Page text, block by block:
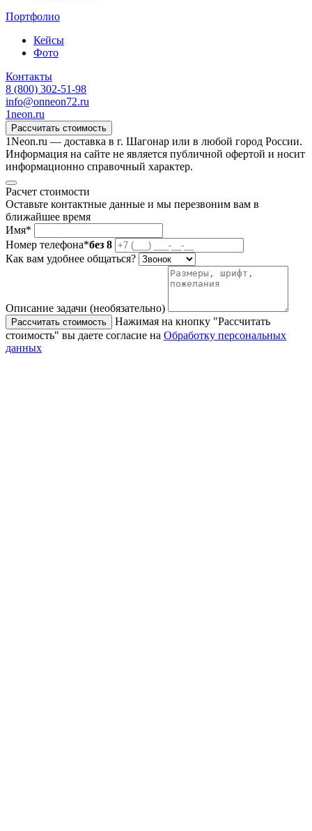
Портфолио
Кейсы
Фото
Контакты
8 (800) 302-51-98
info@onneon72.ru
1neon.ru
Рассчитать стоимость
1Neon.ru — доставка в г. Шагонар или в любой город России.
Информация на сайте не является публичной офертой и носит
информационно справочный характер.
Расчет стоимости
Оставьте контактные данные и мы перезвоним вам в
ближайшее время
Имя*
Номер телефона*без 8
Как вам удобнее общаться?
Описание задачи (необязательно)
Рассчитать стоимость
Нажимая на кнопку "Рассчитать
стоимость" вы даете согласие на Обработку персональных
данных